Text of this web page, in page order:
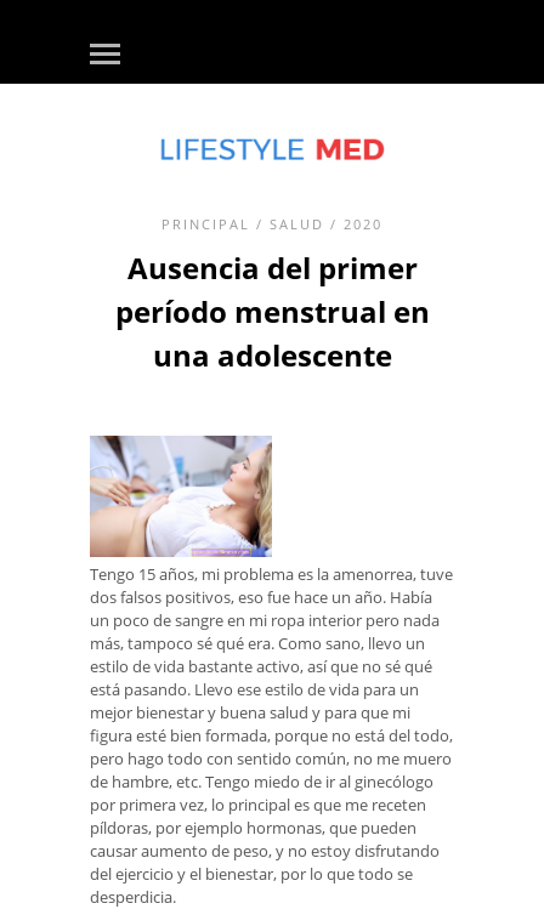
PRINCIPAL / SALUD / 2020
Ausencia del primer
período menstrual en
una adolescente
Tengo 15 años, mi problema es la amenorrea, tuve
dos falsos positivos, eso fue hace un año. Había
un poco de sangre en mi ropa interior pero nada
más, tampoco sé qué era. Como sano, llevo un
estilo de vida bastante activo, así que no sé qué
está pasando. Llevo ese estilo de vida para un
mejor bienestar y buena salud y para que mi
figura esté bien formada, porque no está del todo,
pero hago todo con sentido común, no me muero
de hambre, etc. Tengo miedo de ir al ginecólogo
por primera vez, lo principal es que me receten
píldoras, por ejemplo hormonas, que pueden
causar aumento de peso, y no estoy disfrutando
del ejercicio y el bienestar, por lo que todo se
desperdicia.